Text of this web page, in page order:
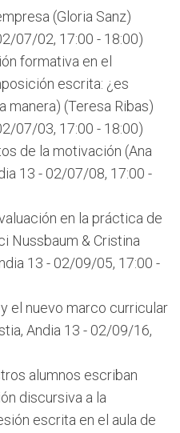
(Gloria Sanz)
07/02, 17:00 - 18:00)
formativa en el
escrita: ¿es
manera) (Teresa Ribas)
07/03, 17:00 - 18:00)
de la motivación (Ana
13 - 02/07/08, 17:00 -
en la práctica de
Nussbaum & Cristina
13 - 02/09/05, 17:00 -
el nuevo marco curricular
Andia 13 - 02/09/16,
alumnos escriban
discursiva a la
escrita en el aula de